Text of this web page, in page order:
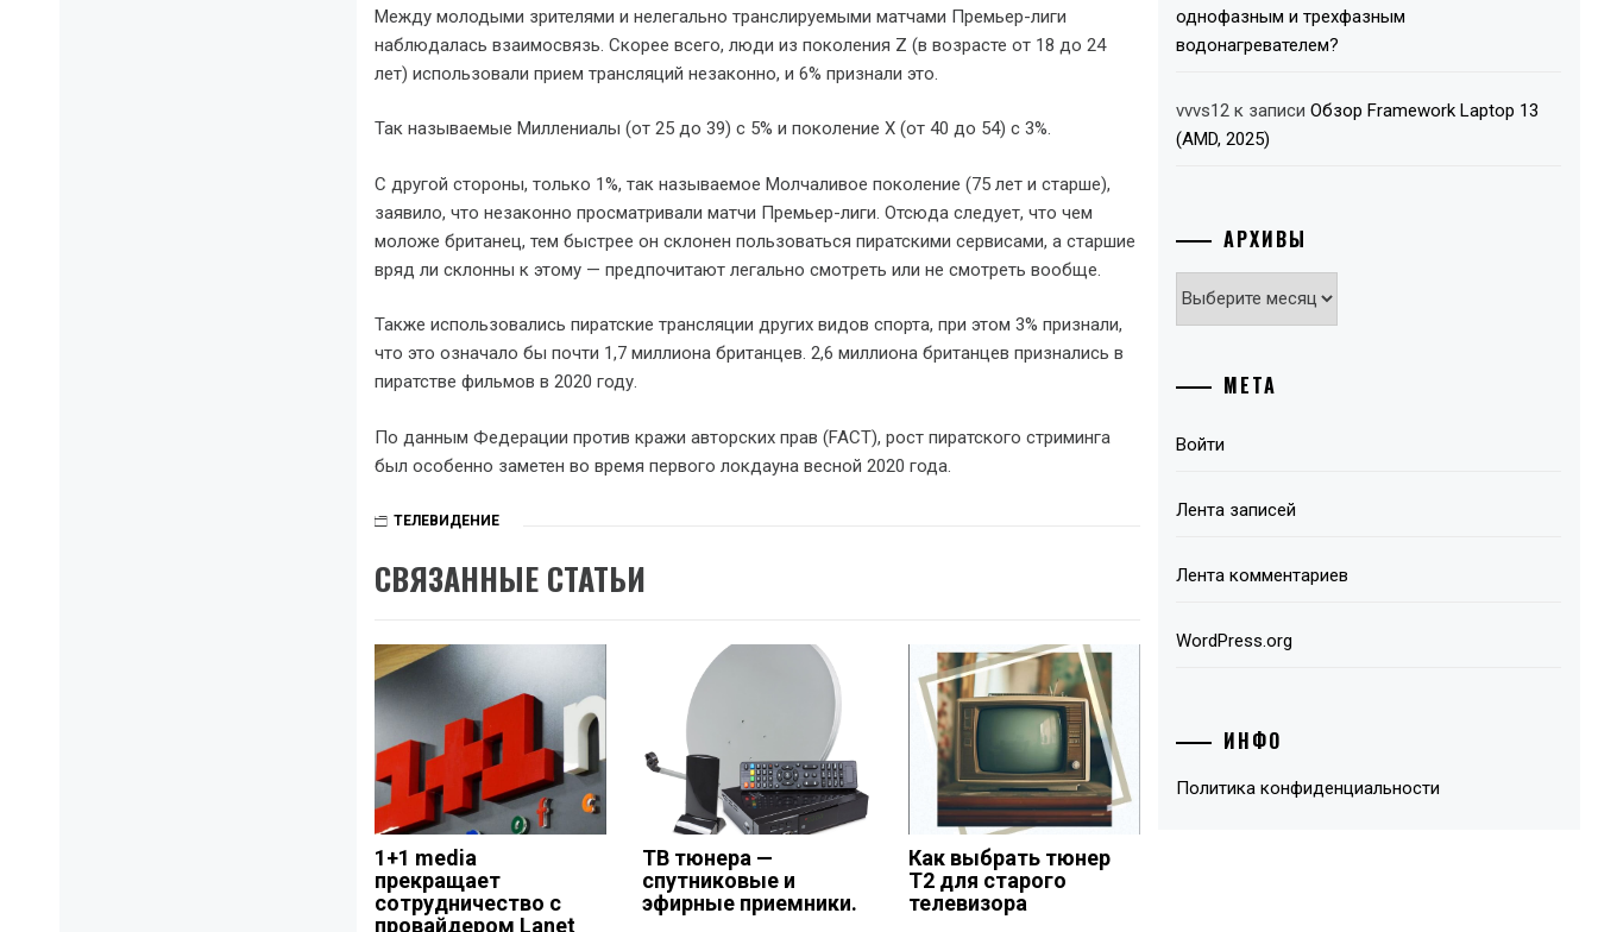
Между молодыми зрителями и нелегально транслируемыми матчами Премьер-лиги
наблюдалась взаимосвязь. Скорее всего, люди из поколения Z (в возрасте от 18 до 24
лет) использовали прием трансляций незаконно, и 6% признали это.
Так называемые Миллениалы (от 25 до 39) с 5% и поколение X (от 40 до 54) с 3%.
С другой стороны, только 1%, так называемое Молчаливое поколение (75 лет и старше),
заявило, что незаконно просматривали матчи Премьер-лиги. Отсюда следует, что чем
моложе британец, тем быстрее он склонен пользоваться пиратскими сервисами, а старшие
вряд ли склонны к этому — предпочитают легально смотреть или не смотреть вообще.
Также использовались пиратские трансляции других видов спорта, при этом 3% признали,
что это означало бы почти 1,7 миллиона британцев. 2,6 миллиона британцев признались в
пиратстве фильмов в 2020 году.
По данным Федерации против кражи авторских прав (FACT), рост пиратского стриминга
был особенно заметен во время первого локдауна весной 2020 года.
ТЕЛЕВИДЕНИЕ
СВЯЗАННЫЕ СТАТЬИ
1+1 media
прекращает
сотрудничество с
провайдером Lanet
ТВ тюнера —
спутниковые и
эфирные приемники.
Как выбрать тюнер
Т2 для старого
телевизора
однофазным и трехфазным
водонагревателем?
vvvs12 к записиОбзор Framework Laptop 13
(AMD, 2025)
АРХИВЫ
Архивы
МЕТА
Войти
Лента записей
Лента комментариев
WordPress.org
ИНФО
Политика конфиденциальности